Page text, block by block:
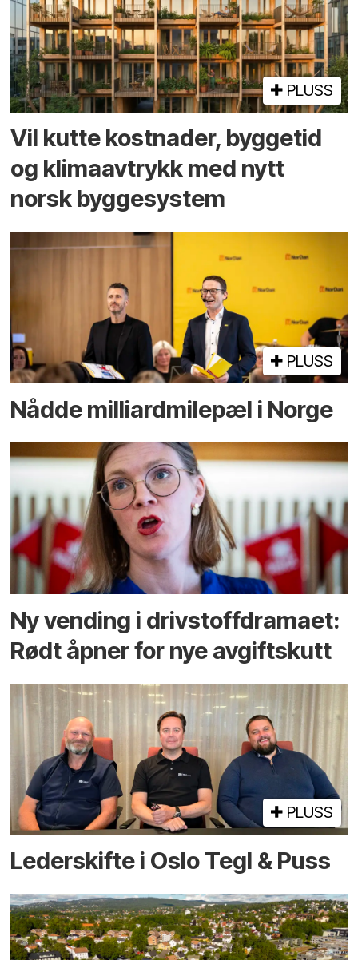
PLUSS
Vil kutte kostnader, byggetid
og klima­avtrykk med nytt
norsk bygge­system
PLUSS
Nådde milliard­­milepæl i Norge
Ny vending i drivstoffdramaet:
Rødt åpner for nye avgiftskutt
PLUSS
Lederskifte i Oslo Tegl & Puss